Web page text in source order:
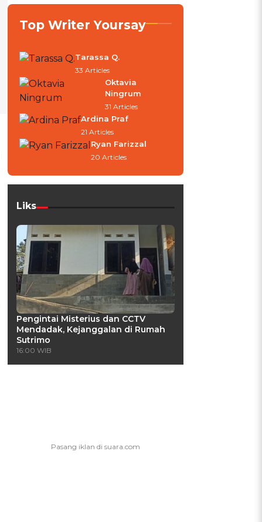
Top Writer Yoursay
Tarassa Q.
33 Articles
Oktavia
Ningrum
31 Articles
Ardina Praf
21 Articles
Ryan Farizzal
20 Articles
Liks
Pengintai Misterius dan CCTV
Mendadak, Kejanggalan di Rumah
Sutrimo
16:00 WIB